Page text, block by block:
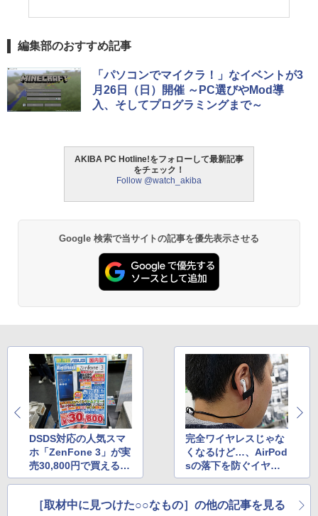
編集部のおすすめ記事
「パソコンでマイクラ！」なイベントが3
月26日（日）開催 ～PC選びやMod導
入、そしてプログラミングまで～
AKIBA PC Hotline!をフォローして最新記事
をチェック！
Follow @watch_akiba
Google 検索で当サイトの記事を優先表示させる
DSDS対応の人気スマ
ホ「ZenFone 3」が実
売30,800円で買える！
格安SIMもOK！
完全ワイヤレスじゃな
くなるけど…、AirPod
sの落下を防ぐイヤー
フックが販売中
［取材中に見つけた○○なもの］の他の記事を見る